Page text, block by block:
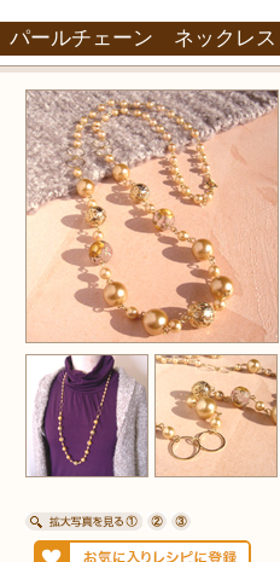
パールチェーン ネックレス